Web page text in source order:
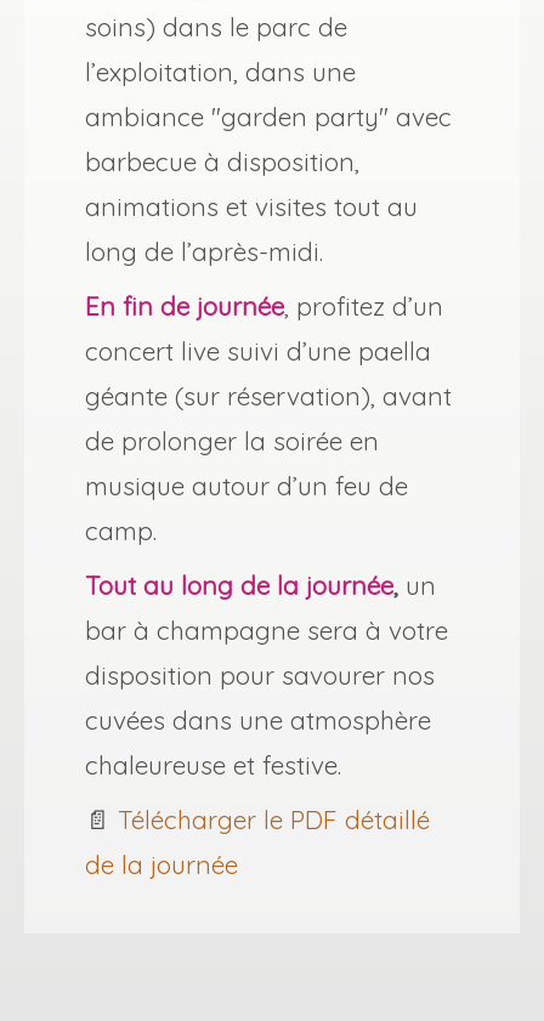
soins) dans le parc de
l’exploitation, dans une
ambiance "garden party" avec
barbecue à disposition,
animations et visites tout au
long de l’après-midi.
En fin de journée, profitez d’un
concert live suivi d’une paella
géante (sur réservation), avant
de prolonger la soirée en
musique autour d’un feu de
camp.
Tout au long de la journée, un
bar à champagne sera à votre
disposition pour savourer nos
cuvées dans une atmosphère
chaleureuse et festive.
📄 Télécharger le PDF détaillé
de la journée